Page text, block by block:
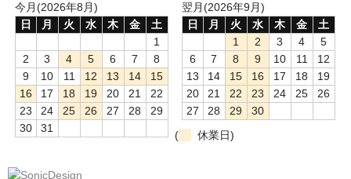
今月(2026年8月)
日
月 火 水 木 金
土
1
2
3 4 5 6 7
8
9
10 11 12 13 14
15
16
17 18 19 20 21
22
23
24 25 26 27 28
29
30
31
翌月(2026年9月)
日
月 火 水 木 金
土
1
2 3 4
5
6
7 8 9 10 11
12
13
14 15 16 17 18
19
20
21 22 23 24 25
26
27
28 29
30
(
休業日)